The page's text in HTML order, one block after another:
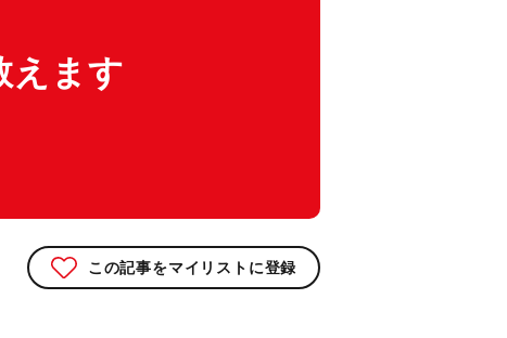
えます
この記事をマイリストに登録